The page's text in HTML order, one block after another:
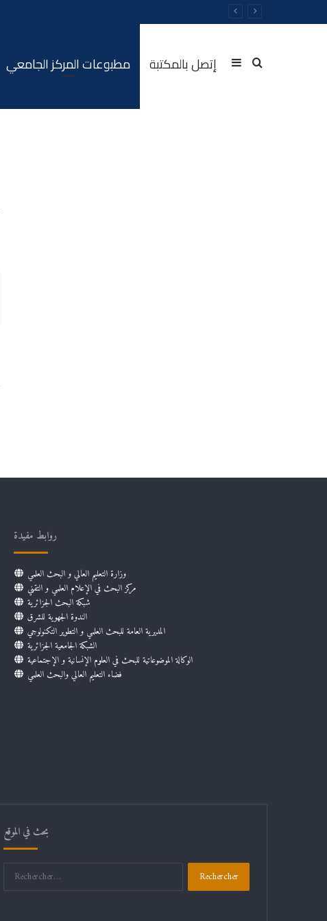
مطبوعات المركز الجامعي إتصل بالمكتبة Rechercher
Sidebar
روابط مفيدة
وزارة التعليم العالي و البحث العلمي
مركز البحث في الإعلام العلمي و التقني
شبكة البحث الجزائرية
الندوة الجهوية للشرق
المديرية العامة للبحث العلمي و التطوير التكنولوجي
الشبكة الجامعية الجزائرية
الوكالة الموضوعاتية للبحث في العلوم الإنسانية و الإجتماعية
فضاء التعليم العالي والبحث العلمي
بحث في الموقع
Rechercher :